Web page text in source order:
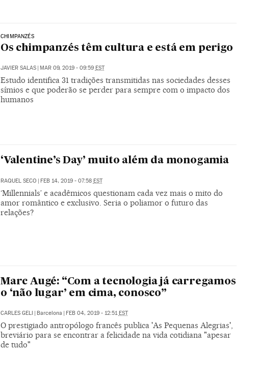
CHIMPANZÉS
Os chimpanzés têm cultura e está em perigo
JAVIER SALAS MAR 09, 2019 - 09:59 EST
Estudo identifica 31 tradições transmitidas nas sociedades desses
símios e que poderão se perder para sempre com o impacto dos
humanos
‘Valentine’s Day’ muito além da monogamia
RAQUEL SECO | FEB 14, 2019 - 07:58 EST
‘Millennials’ e acadêmicos questionam cada vez mais o mito do
amor romântico e exclusivo. Seria o poliamor o futuro das
relações?
Marc Augé: “Com a tecnologia já carregamos
o ‘não lugar’ em cima, conosco”
CARLES GELI | Barcelona | FEB 04, 2019 - 12:51EST
O prestigiado antropólogo francês publica 'As Pequenas Alegrias',
breviário para se encontrar a felicidade na vida cotidiana "apesar
de tudo"